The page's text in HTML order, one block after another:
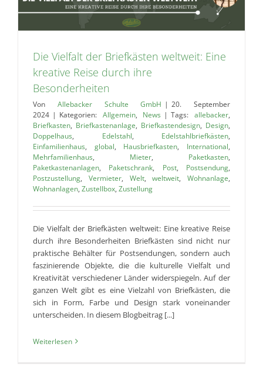
Die Vielfalt der Briefkästen weltweit: Eine
kreative Reise durch ihre
Besonderheiten
Von Allebacker Schulte GmbH | 20. September
2024 | Kategorien: Allgemein, News | Tags:allebacker,
Briefkasten, Briefkastenanlage, Briefkastendesign, Design,
Doppelhaus, Edelstahl, Edelstahlbriefkästen,
Einfamilienhaus, global, Hausbriefkasten, International,
Mehrfamilienhaus, Mieter, Paketkasten,
Paketkastenanlagen, Paketschrank, Post, Postsendung,
Postzustellung, Vermieter, Welt,weltweit, Wohnanlage,
Wohnanlagen, Zustellbox, Zustellung
Die Vielfalt der Briefkästen weltweit: Eine kreative Reise
durch ihre Besonderheiten Briefkästen sind nicht nur
praktische Behälter für Postsendungen, sondern auch
faszinierende Objekte, die die kulturelle Vielfalt und
Kreativität verschiedener Länder widerspiegeln. Auf der
ganzen Welt gibt es eine Vielzahl von Briefkästen, die
sich in Form, Farbe und Design stark voneinander
unterscheiden. In diesem Blogbeitrag [...]
Weiterlesen